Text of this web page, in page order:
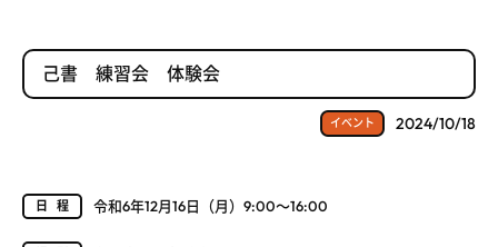
己書 練習会 体験会
イベント 2024/10/18
日程 令和6年12月16日（月）9:00～16:00